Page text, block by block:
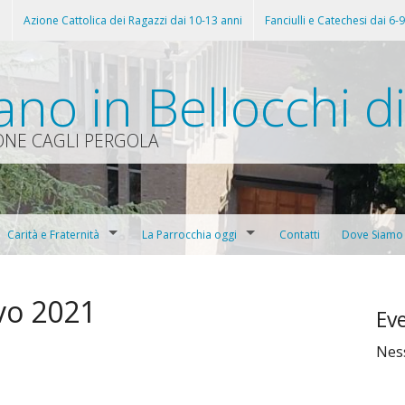
Azione Cattolica dei Ragazzi dai 10-13 anni Fanciulli e Catechesi dai 6-
in Bellocchi
CAGLI PERGOLA
parrocchiale, oggi sala Don Lorenzo Milani)
Prima Comunione
sacramento della Riconciliazione
Carità e Fraternità
Don Orione
La Parrocchia oggi Contatti Dove Siamo
2021